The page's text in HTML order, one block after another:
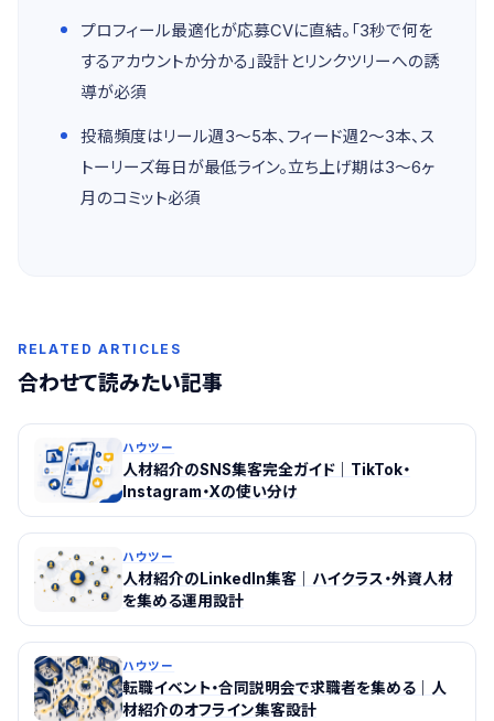
プロフィール最適化が応募CVに直結。「3秒で何を
するアカウントか分かる」設計とリンクツリーへの誘
導が必須
投稿頻度はリール週3〜5本、フィード週2〜3本、ス
トーリーズ毎日が最低ライン。立ち上げ期は3〜6ヶ
月のコミット必須
RELATED ARTICLES
合わせて読みたい記事
ハウツー
人材紹介のSNS集客完全ガイド｜TikTok・
Instagram・Xの使い分け
ハウツー
人材紹介のLinkedIn集客｜ハイクラス・外資人材
を集める運用設計
ハウツー
転職イベント・合同説明会で求職者を集める｜人
材紹介のオフライン集客設計